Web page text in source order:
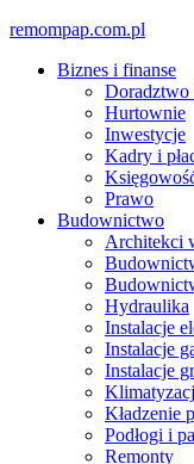
Skip
content
remompap.com.pl
Biznes i finanse
Doradztwo
Hurtownie
Inwestycje
Kadry i
Prawo
Budownictwo
Architekci
Hydraulika
Instalacje
Instalacje
Instalacje
Kładzenie
Podłogi i
Remonty